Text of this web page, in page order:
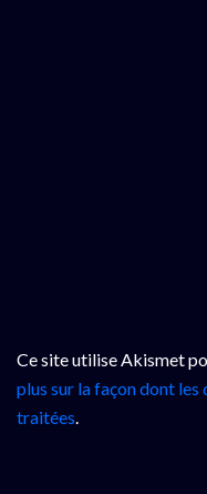
Ce site utilise Akismet
plus sur la façon dont
traitées.